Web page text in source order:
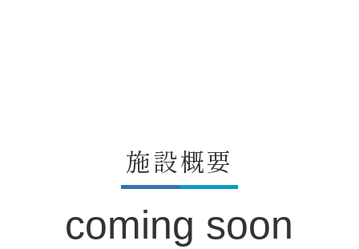
施設概要
coming soon